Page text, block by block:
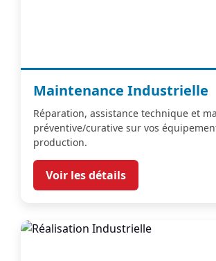
Maintenance Industrielle
Réparation, assistance technique et
préventive/curative sur vos
production.
Voir les détails